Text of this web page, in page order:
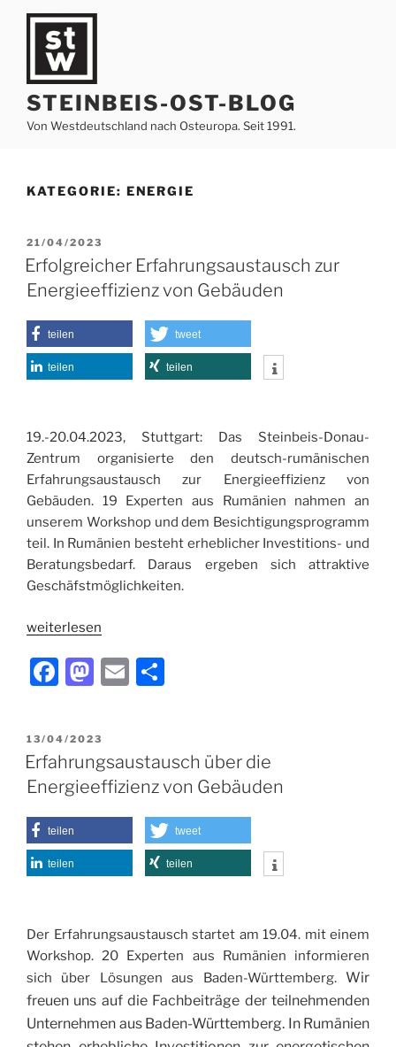
Zum
springen
STEINBEIS-OST-BLOG
Von Westdeutschland nach Osteuropa. Seit 1991.
KATEGORIE: ENERGIE
VERÖFFENTLICHT
AM
21/04/2023
Erfolgreicher Erfahrungsaustausch zur
Energieeffizienz von Gebäuden
teilen tweet
teilen teilen
19.-20.04.2023, Stuttgart: Das Steinbeis-Donau-
Zentrum organisierte den deutsch-rumänischen
Erfahrungsaustausch zur Energieeffizienz von
Gebäuden. 19 Experten aus Rumänien nahmen an
unserem Workshop und dem Besichtigungsprogramm
teil. In Rumänien besteht erheblicher Investitions- und
Beratungsbedarf. Daraus ergeben sich attraktive
Geschäfstmöglichkeiten.
weiterlesen
F
c
e
b
o
o
k
M
st
o
d
o
n
E
l
n
VERÖFFENTLICHT
AM
13/04/2023
Erfahrungsaustausch über die
Energieeffizienz von Gebäuden
teilen tweet
teilen teilen
Der Erfahrungsaustausch startet am 19.04. mit einem
Workshop. 20 Experten aus Rumänien informieren
sich über Lösungen aus Baden-Württemberg. Wir
freuen uns auf die Fachbeiträge der teilnehmenden
Unternehmen aus Baden-Württemberg. In Rumänien